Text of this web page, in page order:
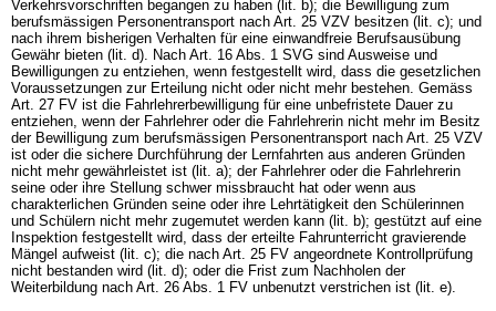
Verkehrsvorschriften begangen zu haben (lit. b); die Bewilligung zum
berufsmässigen Personentransport nach Art. 25 VZV besitzen (lit. c); und
nach ihrem bisherigen Verhalten für eine einwandfreie Berufsausübung
Gewähr bieten (lit. d). Nach Art. 16 Abs. 1 SVG sind Ausweise und
Bewilligungen zu entziehen, wenn festgestellt wird, dass die gesetzlichen
Voraussetzungen zur Erteilung nicht oder nicht mehr bestehen. Gemäss
Art. 27 FV ist die Fahrlehrerbewilligung für eine unbefristete Dauer zu
entziehen, wenn der Fahrlehrer oder die Fahrlehrerin nicht mehr im Besitz
der Bewilligung zum berufsmässigen Personentransport nach Art. 25 VZV
ist oder die sichere Durchführung der Lernfahrten aus anderen Gründen
nicht mehr gewährleistet ist (lit. a); der Fahrlehrer oder die Fahrlehrerin
seine oder ihre Stellung schwer missbraucht hat oder wenn aus
charakterlichen Gründen seine oder ihre Lehrtätigkeit den Schülerinnen
und Schülern nicht mehr zugemutet werden kann (lit. b); gestützt auf eine
Inspektion festgestellt wird, dass der erteilte Fahrunterricht gravierende
Mängel aufweist (lit. c); die nach Art. 25 FV angeordnete Kontrollprüfung
nicht bestanden wird (lit. d); oder die Frist zum Nachholen der
Weiterbildung nach Art. 26 Abs. 1 FV unbenutzt verstrichen ist (lit. e).